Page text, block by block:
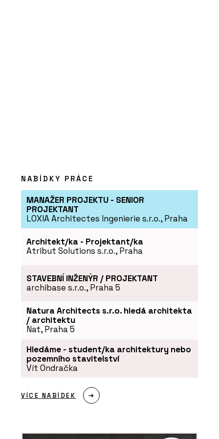
O FIRMĚ
Kolem kamen
Časopis Kolem kamen
NABÍDKY PRÁCE
MANAŽER PROJEKTU - SENIOR
PROJEKTANT
LOXIA Architectes Ingenierie s.r.o., Praha
Architekt/ka - Projektant/ka
Atribut Solutions s.r.o., Praha
STAVEBNÍ INŽENÝR / PROJEKTANT
archibase s.r.o., Praha 5
Natura Architects s.r.o. hledá architekta
/ architektu
Nat, Praha 5
Hledáme - student/ka architektury nebo
pozemního stavitelství
Vít Ondračka
VÍCE NABÍDEK